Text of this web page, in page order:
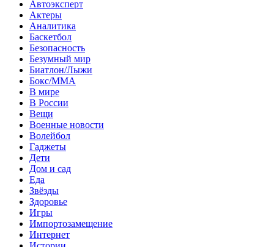
Автоэксперт
Актеры
Аналитика
Баскетбол
Безопасность
Безумный мир
Биатлон/Лыжи
Бокс/MMA
В мире
В России
Вещи
Военные новости
Волейбол
Гаджеты
Дети
Дом и сад
Еда
Звёзды
Здоровье
Игры
Импортозамещение
Интернет